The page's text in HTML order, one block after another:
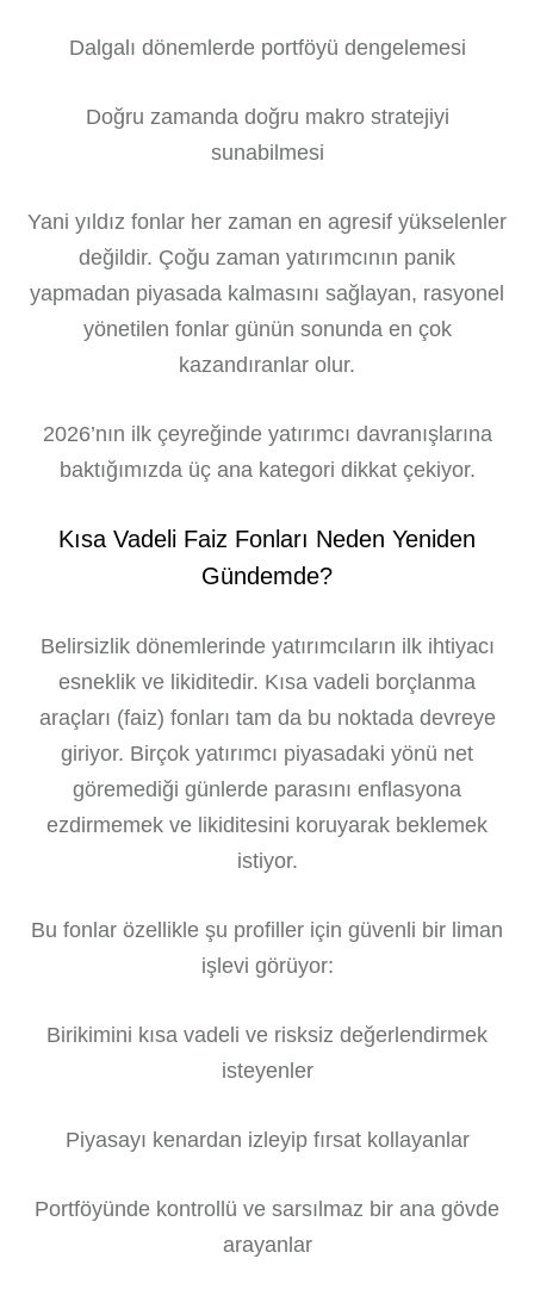
Dalgalı dönemlerde portföyü dengelemesi
Doğru zamanda doğru makro stratejiyi
sunabilmesi
Yani yıldız fonlar her zaman en agresif yükselenler
değildir. Çoğu zaman yatırımcının panik
yapmadan piyasada kalmasını sağlayan, rasyonel
yönetilen fonlar günün sonunda en çok
kazandıranlar olur.
2026’nın ilk çeyreğinde yatırımcı davranışlarına
baktığımızda üç ana kategori dikkat çekiyor.
Kısa Vadeli Faiz Fonları Neden Yeniden
Gündemde?
Belirsizlik dönemlerinde yatırımcıların ilk ihtiyacı
esneklik ve likiditedir. Kısa vadeli borçlanma
araçları (faiz) fonları tam da bu noktada devreye
giriyor. Birçok yatırımcı piyasadaki yönü net
göremediği günlerde parasını enflasyona
ezdirmemek ve likiditesini koruyarak beklemek
istiyor.
Bu fonlar özellikle şu profiller için güvenli bir liman
işlevi görüyor:
Birikimini kısa vadeli ve risksiz değerlendirmek
isteyenler
Piyasayı kenardan izleyip fırsat kollayanlar
Portföyünde kontrollü ve sarsılmaz bir ana gövde
arayanlar